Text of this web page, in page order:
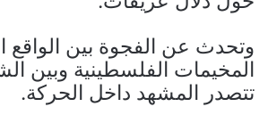
وتحدث عن الفجوة بين الواقع
المخيمات الفلسطينية وبين
تتصدر المشهد داخل الحركة.